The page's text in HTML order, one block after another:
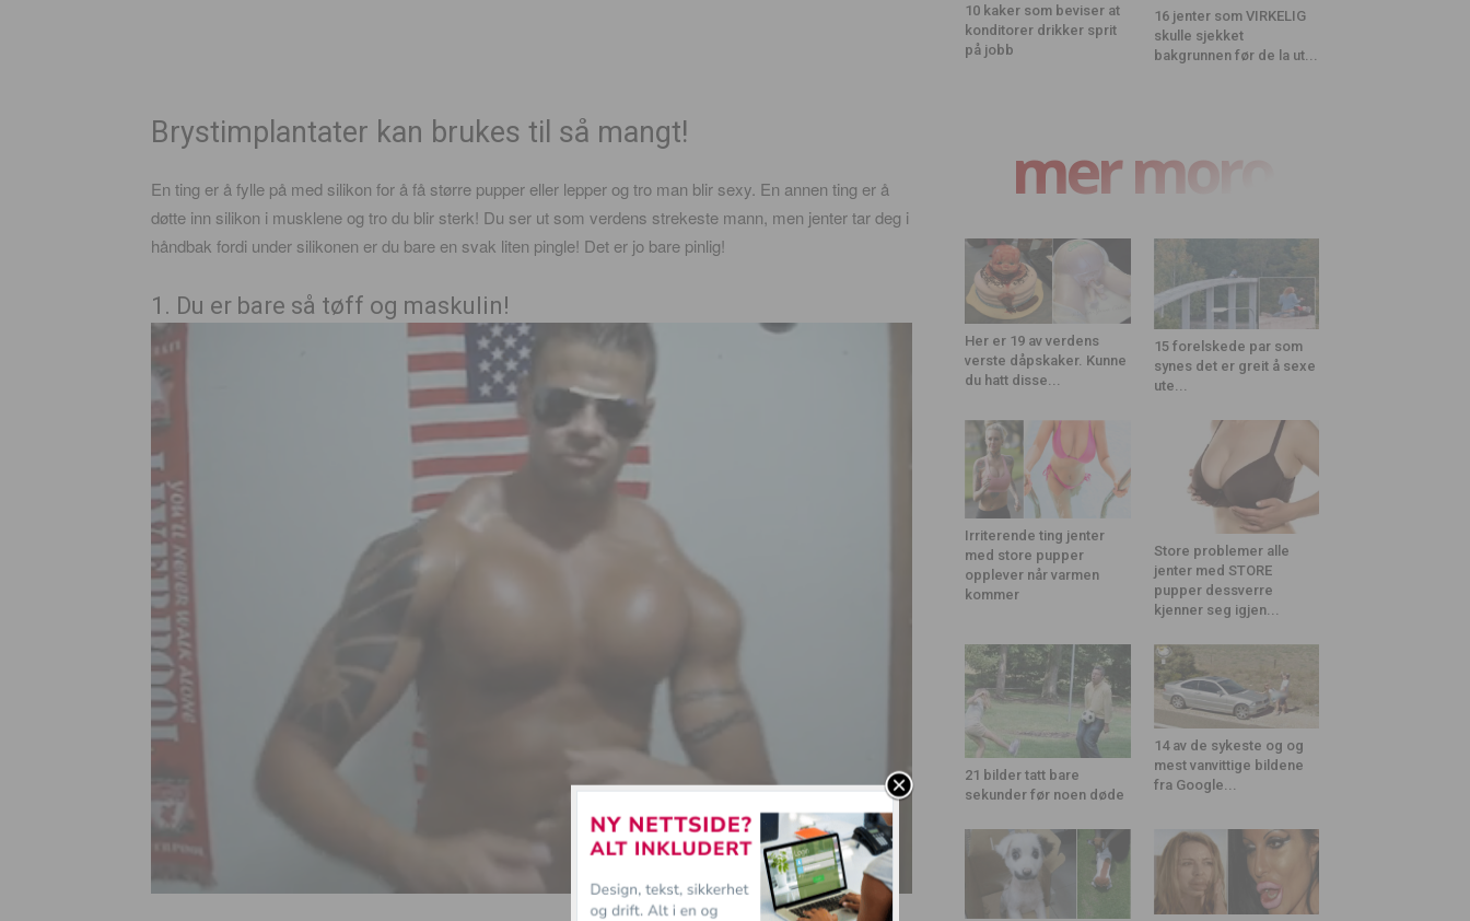
Brystimplantater kan brukes til så mangt!
En ting er å fylle på med silikon for å få større pupper eller lepper og tro man blir sexy. En annen ting er å
døtte inn silikon i musklene og tro du blir sterk! Du ser ut som verdens strekeste mann, men jenter tar deg i
håndbak fordi under silikonen er du bare en svak liten pingle! Det er jo bare pinlig!
1. Du er bare så tøff og maskulin!
10 kaker som beviser at
konditorer drikker sprit
på jobb
16 jenter som VIRKELIG
skulle sjekket
bakgrunnen før de la ut...
mer moro
Her er 19 av verdens
verste dåpskaker. Kunne
du hatt disse...
15 forelskede par som
synes det er greit å sexe
ute...
Irriterende ting jenter
med store pupper
opplever når varmen
kommer
Store problemer alle
jenter med STORE
pupper dessverre
kjenner seg igjen...
21 bilder tatt bare
sekunder før noen døde
14 av de sykeste og og
mest vanvittige bildene
fra Google...